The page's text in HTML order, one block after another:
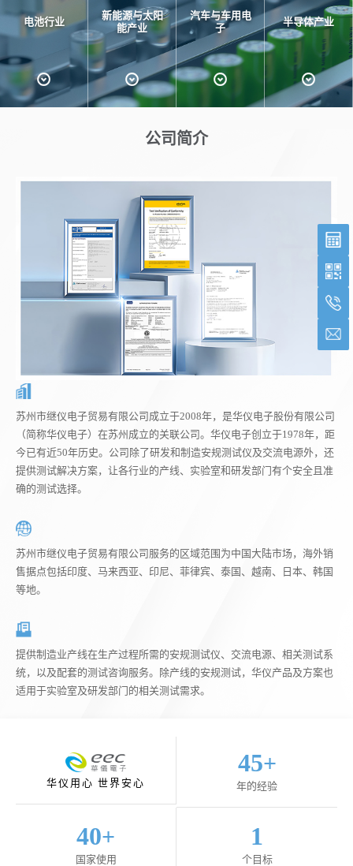
电池行业
新能源与太阳
能产业
汽车与车用电
子
半导体产业
公司简介
苏州市继仪电子贸易有限公司成立于2008年，是华仪电子股份有限公司
（简称华仪电子）在苏州成立的关联公司。华仪电子创立于1978年，距
今已有近50年历史。公司除了研发和制造安规测试仪及交流电源外，还
提供测试解决方案，让各行业的产线、实验室和研发部门有个安全且准
确的测试选择。
苏州市继仪电子贸易有限公司服务的区域范围为中国大陆市场，海外销
售据点包括印度、马来西亚、印尼、菲律宾、泰国、越南、日本、韩国
等地。
提供制造业产线在生产过程所需的安规测试仪、交流电源、相关测试系
统，以及配套的测试咨询服务。除产线的安规测试，华仪产品及方案也
适用于实验室及研发部门的相关测试需求。
华仪用心 世界安心
45+
年的经验
40+
国家使用
1
个目标